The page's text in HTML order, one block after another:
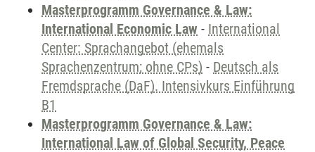
Masterprogramm Governance & Law:
International Economic Law - International
Center: Sprachangebot (ehemals
Sprachenzentrum; ohne CPs) - Deutsch als
Fremdsprache (DaF). Intensivkurs Einführung
B1
Masterprogramm Governance & Law:
International Law of Global Security, Peace